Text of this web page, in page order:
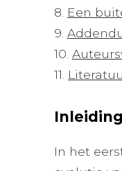
8. Een
9.
10.
11.
Inleiding
In het